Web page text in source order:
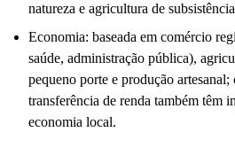
natureza e agricultura de
Economia: baseada em comércio
saúde, administração pública),
pequeno porte e produção
transferência de renda também têm
economia local.